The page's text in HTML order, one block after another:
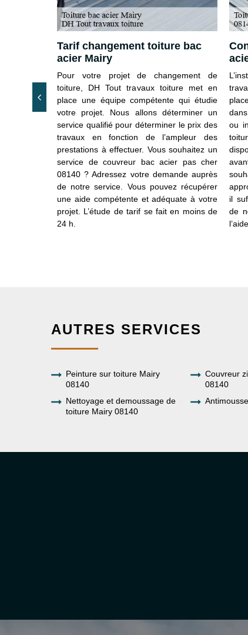
toiture
pas à
Tarif changement toiture bac
acier Mairy
Pour votre projet de changement de
toiture, DH Tout travaux toiture met en
place une équipe compétente qui étudie
votre projet. Nous allons déterminer un
service qualifié pour déterminer le prix des
travaux en fonction de l’ampleur des
prestations à effectuer. Vous souhaitez un
service de couvreur bac acier pas cher
08140 ? Adressez votre demande auprès
de notre service. Vous pouvez récupérer
une aide compétente et adéquate à votre
projet. L’étude de tarif se fait en moins de
24 h.
ou
il
de
AUTRES SERVICES
Peinture sur toiture Mairy
08140
Couvreur
08140
Nettoyage et demoussage de
toiture Mairy 08140